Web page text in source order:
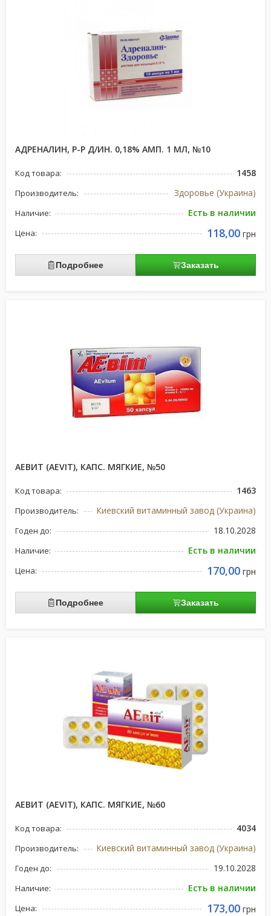
АДРЕНАЛИН, Р-Р Д/ИН. 0,18% АМП. 1 МЛ, №10
Код товара: 1458
Производитель: Здоровье (Украина)
Наличие: Есть в наличии
Цена: 118,00 грн
Подробнее Заказать
АЕВИТ (AEVIT), КАПС. МЯГКИЕ, №50
Код товара: 1463
Производитель: Киевский витаминный завод (Украина)
Годен до: 18.10.2028
Наличие: Есть в наличии
Цена: 170,00 грн
Подробнее Заказать
АЕВИТ (AEVIT), КАПС. МЯГКИЕ, №60
Код товара: 4034
Производитель: Киевский витаминный завод (Украина)
Годен до: 19.10.2028
Наличие: Есть в наличии
Цена: 173,00 грн